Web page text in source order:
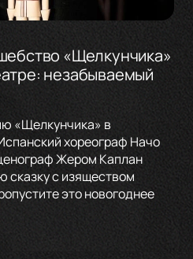
«Щелкунчика»
незабываемый
«Щелкунчика» в
хореограф Начо
Жером Каплан
сказку с изяществом
это новогоднее